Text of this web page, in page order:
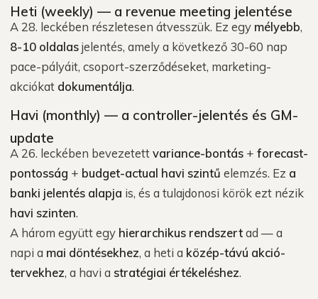
Heti (weekly) — a revenue meeting jelentése
A 28. leckében részletesen átvesszük. Ez egy mélyebb,
8-10 oldalasjelentés, amely a következő 30-60 nap
pace-pályáit, csoport-szerződéseket, marketing-
akciókat dokumentálja.
Havi (monthly) — a controller-jelentés és GM-
update
A 26. leckében bevezetettvariance-bontás + forecast-
pontosság + budget-actual havi szintű elemzés. Ez a
banki jelentés alapja is, és a tulajdonosi körök ezt nézik
havi szinten.
A három együtt egy hierarchikus rendszertad — a
napi a mai döntésekhez, a heti a közép-távú akció-
tervekhez, a havi a stratégiai értékeléshez.